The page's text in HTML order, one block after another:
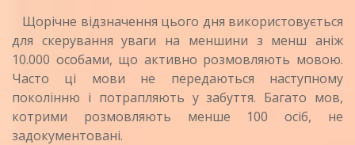
Щорічне відзначення цього дня використовується
для скерування уваги на меншини з менш аніж
10.000 особами, що активно розмовляють мовою.
Часто ці мови не передаються наступному
поколінню і потрапляють у забуття. Багато мов,
котрими розмовляють менше 100 осіб, не
задокументовані.